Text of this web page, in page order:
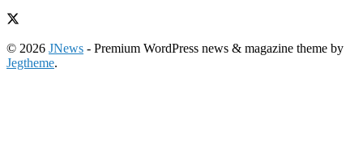
© 2026 JNews - Premium WordPress news & magazine theme by
Jegtheme.